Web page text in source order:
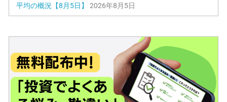
平均の概況【8月5日】
2026年8月5日